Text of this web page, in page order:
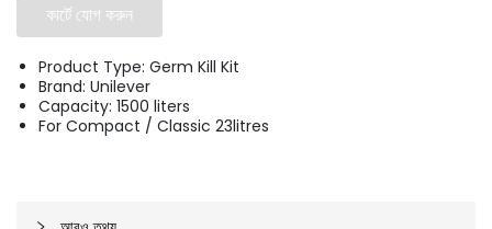
কার্টে যোগ করুন
Product Type: Germ Kill Kit
Brand: Unilever
Capacity: 1500 liters
For Compact / Classic 23litres